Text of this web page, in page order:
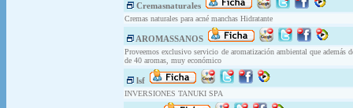
Cremasnaturales
Cremas naturales para acné manchas Hidratante
AROMASSANOS
Proveemos exclusivo servicio de aromatización ambiental que además
de 40 aromas, muy económico
lsf
INVERSIONES TANUKI SPA